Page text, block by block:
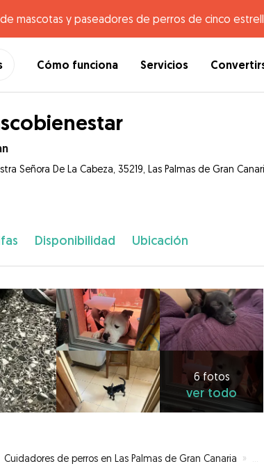
mascotas y paseadores de perros de cinco
Cómo funciona Servicios
Señora De La Cabeza, 35219, Las Palmas de Gran
Disponibilidad Ubicación
6 fotos
ver todo
Cuidadores de perros en Las Palmas de Gran Canaria »